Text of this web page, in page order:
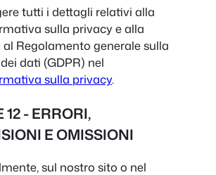
tutti i dettagli relativi alla
sulla privacy e alla
Regolamento generale sulla
dati (GDPR) nel
sulla privacy.
12 - ERRORI,
E OMISSIONI
sul nostro sito o nel